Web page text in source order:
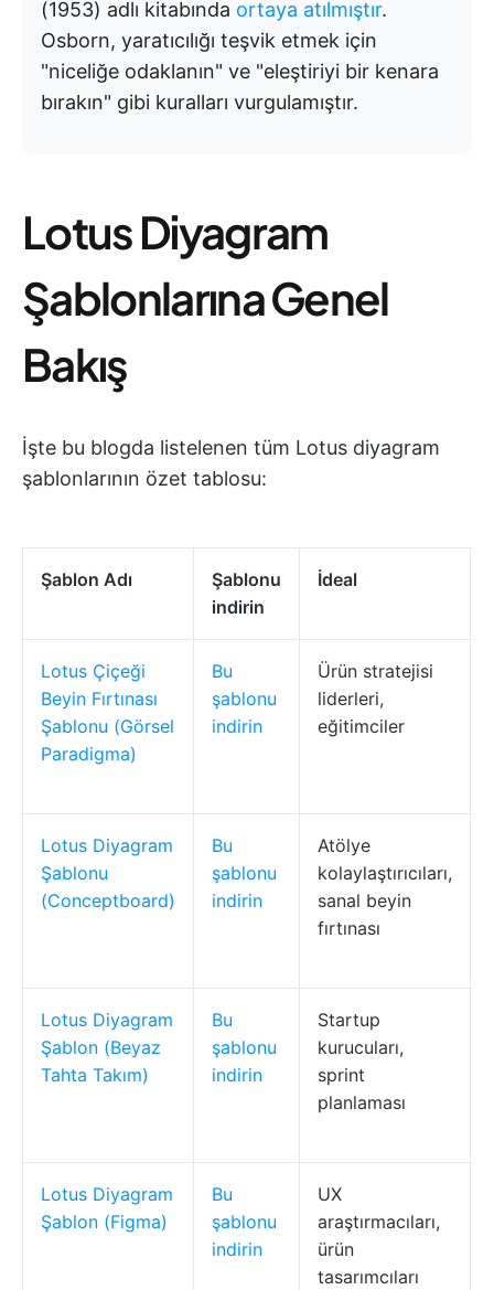
(1953) adlı kitabında ortaya atılmıştır.
Osborn, yaratıcılığı teşvik etmek için
"niceliğe odaklanın" ve "eleştiriyi bir kenara
bırakın" gibi kuralları vurgulamıştır.
Lotus Diyagram
Şablonlarına Genel
Bakış
İşte bu blogda listelenen tüm Lotus diyagram
şablonlarının özet tablosu:
Şablon Adı
Şablonu
indirin
İdeal
Lotus Çiçeği
Beyin Fırtınası
Şablonu (Görsel
Paradigma)
Bu
şablonu
indirin
Ürün stratejisi
liderleri,
eğitimciler
Lotus Diyagram
Şablonu
(Conceptboard)
Bu
şablonu
indirin
Atölye
kolaylaştırıcıları,
sanal beyin
fırtınası
Lotus Diyagram
Şablon (Beyaz
Tahta Takım)
Bu
şablonu
indirin
Startup
kurucuları,
sprint
planlaması
Lotus Diyagram
Şablon (Figma)
Bu
şablonu
indirin
UX
araştırmacıları,
ürün
tasarımcıları